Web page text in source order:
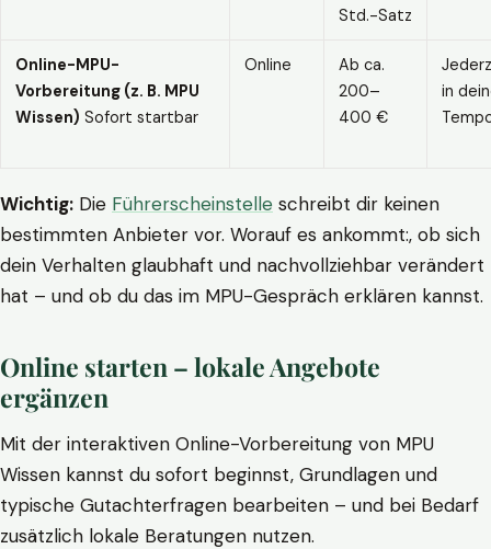
Std.-Satz
Online-MPU-
Vorbereitung (z. B. MPU
Wissen) Sofort startbar
Online
Ab ca.
200–
400 €
in
Wichtig: Die Führerscheinstelle schreibt dir keinen
bestimmten Anbieter vor. Worauf es ankommt:, ob sich
dein Verhalten glaubhaft und nachvollziehbar verändert
hat – und ob du das im MPU-Gespräch erklären kannst.
Online starten – lokale Angebote
ergänzen
Mit der interaktiven Online-Vorbereitung von MPU
Wissen kannst du sofort beginnst, Grundlagen und
typische Gutachterfragen bearbeiten – und bei Bedarf
zusätzlich lokale Beratungen nutzen.